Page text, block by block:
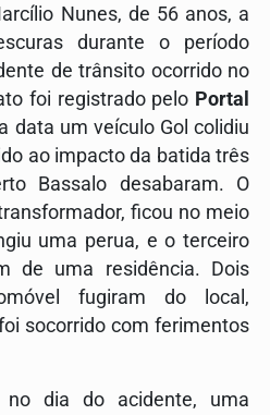
Nunes, de 56 anos, a
durante o período
de trânsito ocorrido no
foi registrado pelo Portal
data um veículo Gol colidiu
ao impacto da batida três
Bassalo desabaram. O
ficou no meio
uma perua, e o terceiro
de uma residência. Dois
fugiram do local,
socorrido com ferimentos
no dia do acidente, uma